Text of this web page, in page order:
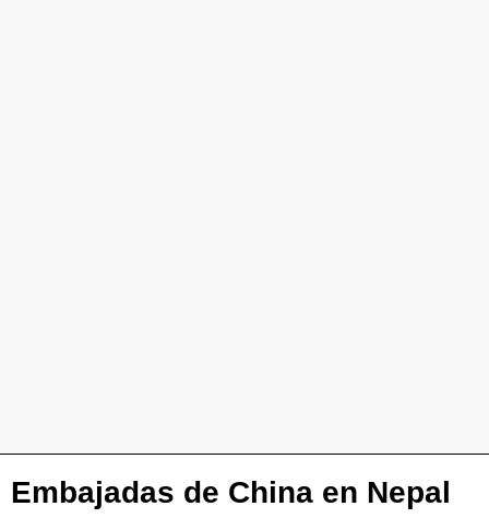
Embajadas de China en Nepal